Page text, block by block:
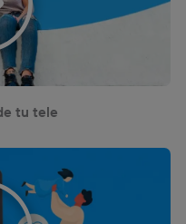
tu tele